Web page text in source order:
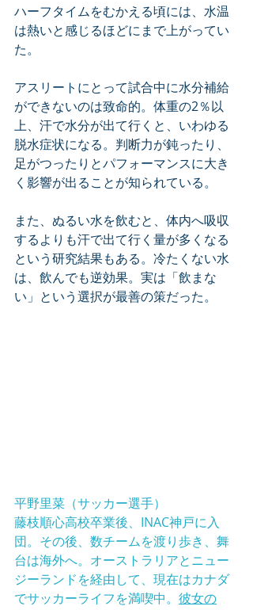
ハーフタイムをむかえる頃には、水温
は熱いと感じるほどにまで上がってい
た。
アスリートにとって試合中に水分補給
ができないのは致命的。体重の2％以
上、汗で水分が出て行くと、いわゆる
脱水症状になる。判断力が鈍ったり、
足がつったりとパフォーマンスに大き
く影響が出ることが知られている。
また、ぬるい水を飲むと、体内へ吸収
するよりも汗で出て行く量が多くなる
という研究結果もある。冷たくない水
は、飲んでも逆効果。実は「飲まな
い」という選択が最善の策だった。
平野里菜（サッカー選手）
藤枝順心高校卒業後、INAC神戸に入
団。その後、数チームを渡り歩き、舞
台は海外へ。オーストラリアとニュー
ジーランドを経由して、現在はカナダ
でサッカーライフを満喫中。 彼女の